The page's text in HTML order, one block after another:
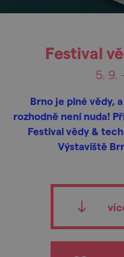
Festival
5. 9.
Brno je plné vědy,
rozhodně není nuda!
Festival vědy &
Výstaviště